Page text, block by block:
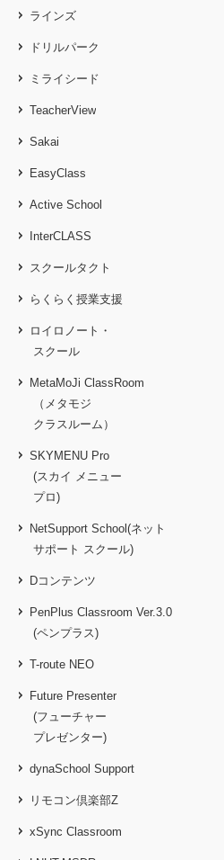
ラインズ
ドリルパーク
ミライシード
TeacherView
Sakai
EasyClass
Active School
InterCLASS
スクールタクト
らくらく授業支援
ロイロノート・
スクール
MetaMoJi ClassRoom
（メタモジ
クラスルーム）
SKYMENU Pro
(スカイ メニュー
プロ)
NetSupport School(ネット
サポート スクール)
Dコンテンツ
PenPlus Classroom Ver.3.0
(ペンプラス)
T-route NEO
Future Presenter
(フューチャー
プレゼンター)
dynaSchool Support
リモコン倶楽部Z
xSync Classroom